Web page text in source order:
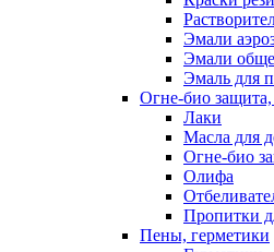
Эмали
Эмали
Эмаль для
Огне-био
Лаки
Масла для
Огне-био
Олифа
Пропитки
Пены, герметики